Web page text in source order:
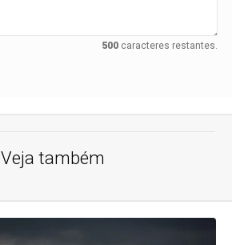
500caracteres restantes.
Veja também